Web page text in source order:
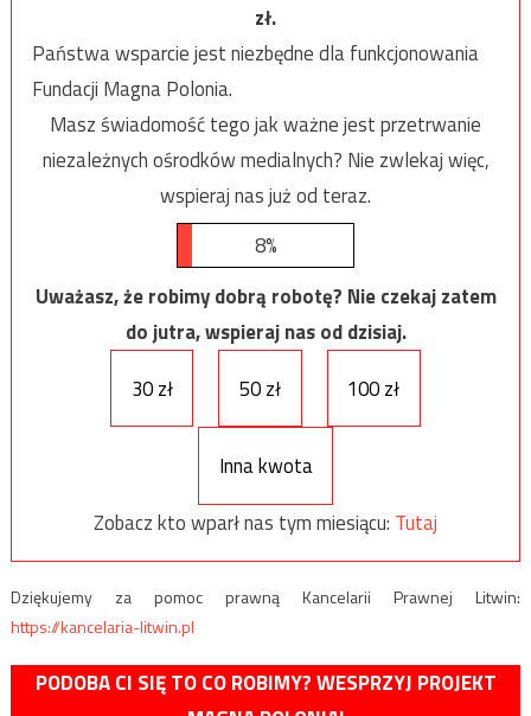
zł.
Państwa wsparcie jest niezbędne dla funkcjonowania
Fundacji Magna Polonia.
Masz świadomość tego jak ważne jest przetrwanie
niezależnych ośrodków medialnych? Nie zwlekaj więc,
wspieraj nas już od teraz.
8%
Uważasz, że robimy dobrą robotę? Nie czekaj zatem
do jutra, wspieraj nas od dzisiaj.
30 zł
50 zł 100 zł
Inna kwota
Zobacz kto wparł nas tym miesiącu: Tutaj
Dziękujemy za pomoc prawną Kancelarii Prawnej Litwin:
https://kancelaria-litwin.pl
PODOBA CI SIĘ TO CO ROBIMY? WESPRZYJ PROJEKT